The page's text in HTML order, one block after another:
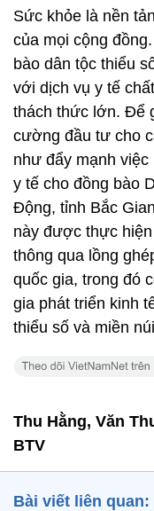
Sức khỏe là nền
của mọi cộng
bào dân tộc thiểu
với dịch vụ y tế
thách thức lớn. Để
cường đầu tư cho
như đẩy mạnh
y tế cho đồng bào
Động, tỉnh Bắc
này được thực
thông qua lồng
quốc gia, trong đó
gia phát triển kinh
thiểu số và miền
Thu Hằng, Văn
BTV
Bài viết liên quan: